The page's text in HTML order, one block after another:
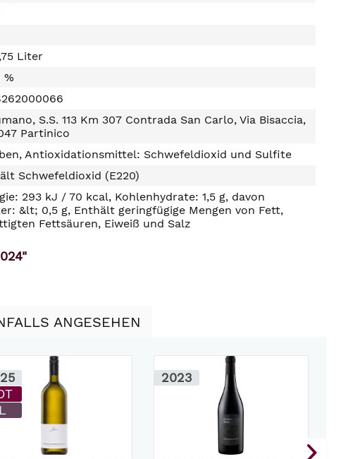
Liter
%
S.S. 113 Km 307 Contrada San Carlo, Via Bisaccia,
Partinico
Antioxidationsmittel: Schwefeldioxid und Sulfite
Schwefeldioxid (E220)
293 kJ / 70 kcal, Kohlenhydrate: 1,5 g, davon
&lt; 0,5 g, Enthält geringfügige Mengen von Fett,
Fettsäuren, Eiweiß und Salz
ANGESEHEN
2023